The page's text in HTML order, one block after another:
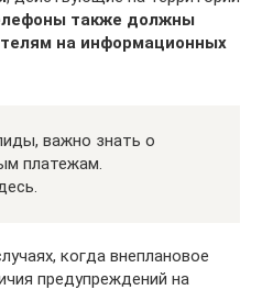
также должны
на информационных
важно знать о
платежам.
когда внеплановое
предупреждений на